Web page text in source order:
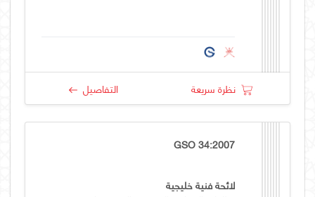
نظرة سريعة التفاصيل
GSO 34:2007
لائحة فنية خليجية